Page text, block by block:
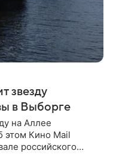
звезду
в Выборге
на Аллее
этом Кино Mail
российского